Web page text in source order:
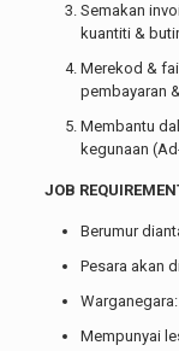
Semakan
kuantiti &
Merekod &
pembayaran
Membantu
kegunaan
JOB
Berumur
Pesara akan
Mempunyai